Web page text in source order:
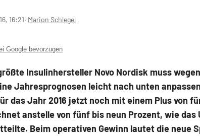
16:21‧ Marion Schlegel
Google bevorzugen
Insulinhersteller Novo Nordisk muss
Jahresprognosen leicht nach unten
das Jahr 2016 jetzt noch mit einem Plus von
anstelle von fünf bis neun Prozent, wie das
Beim operativen Gewinn lautet die neue